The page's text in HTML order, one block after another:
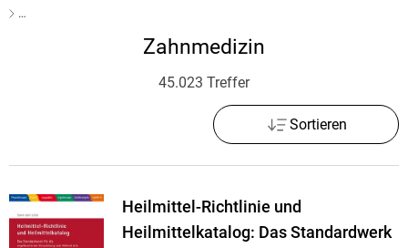
…
Zahnmedizin
45.023 Treffer
Sortieren
Heilmittel-Richtlinie und
Heilmittelkatalog: Das Standardwerk